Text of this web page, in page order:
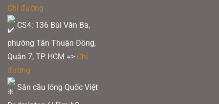
Chỉ đường
CS4: 136 Bùi Văn Ba,
phường Tân Thuận Đông,
Quận 7, TP HCM => Chỉ
đường
Sân cầu lông Quốc Việt